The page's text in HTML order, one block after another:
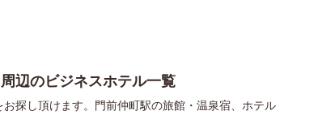
辺のビジネスホテル一覧
探し頂けます。門前仲町駅の旅館・温泉宿、ホテル